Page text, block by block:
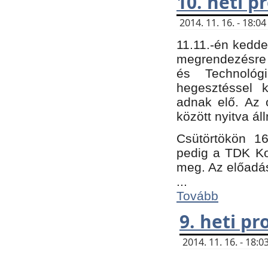
2014. 11. 16. -
11.11.-én
és
hegesztéssel
adnak elő. Az
között nyitva
Csütörtökön
pedig a TDK
meg. Az
...
Tovább
9. heti
2014. 11. 16. -